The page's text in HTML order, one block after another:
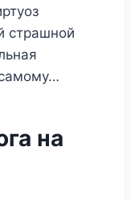
страшной
на